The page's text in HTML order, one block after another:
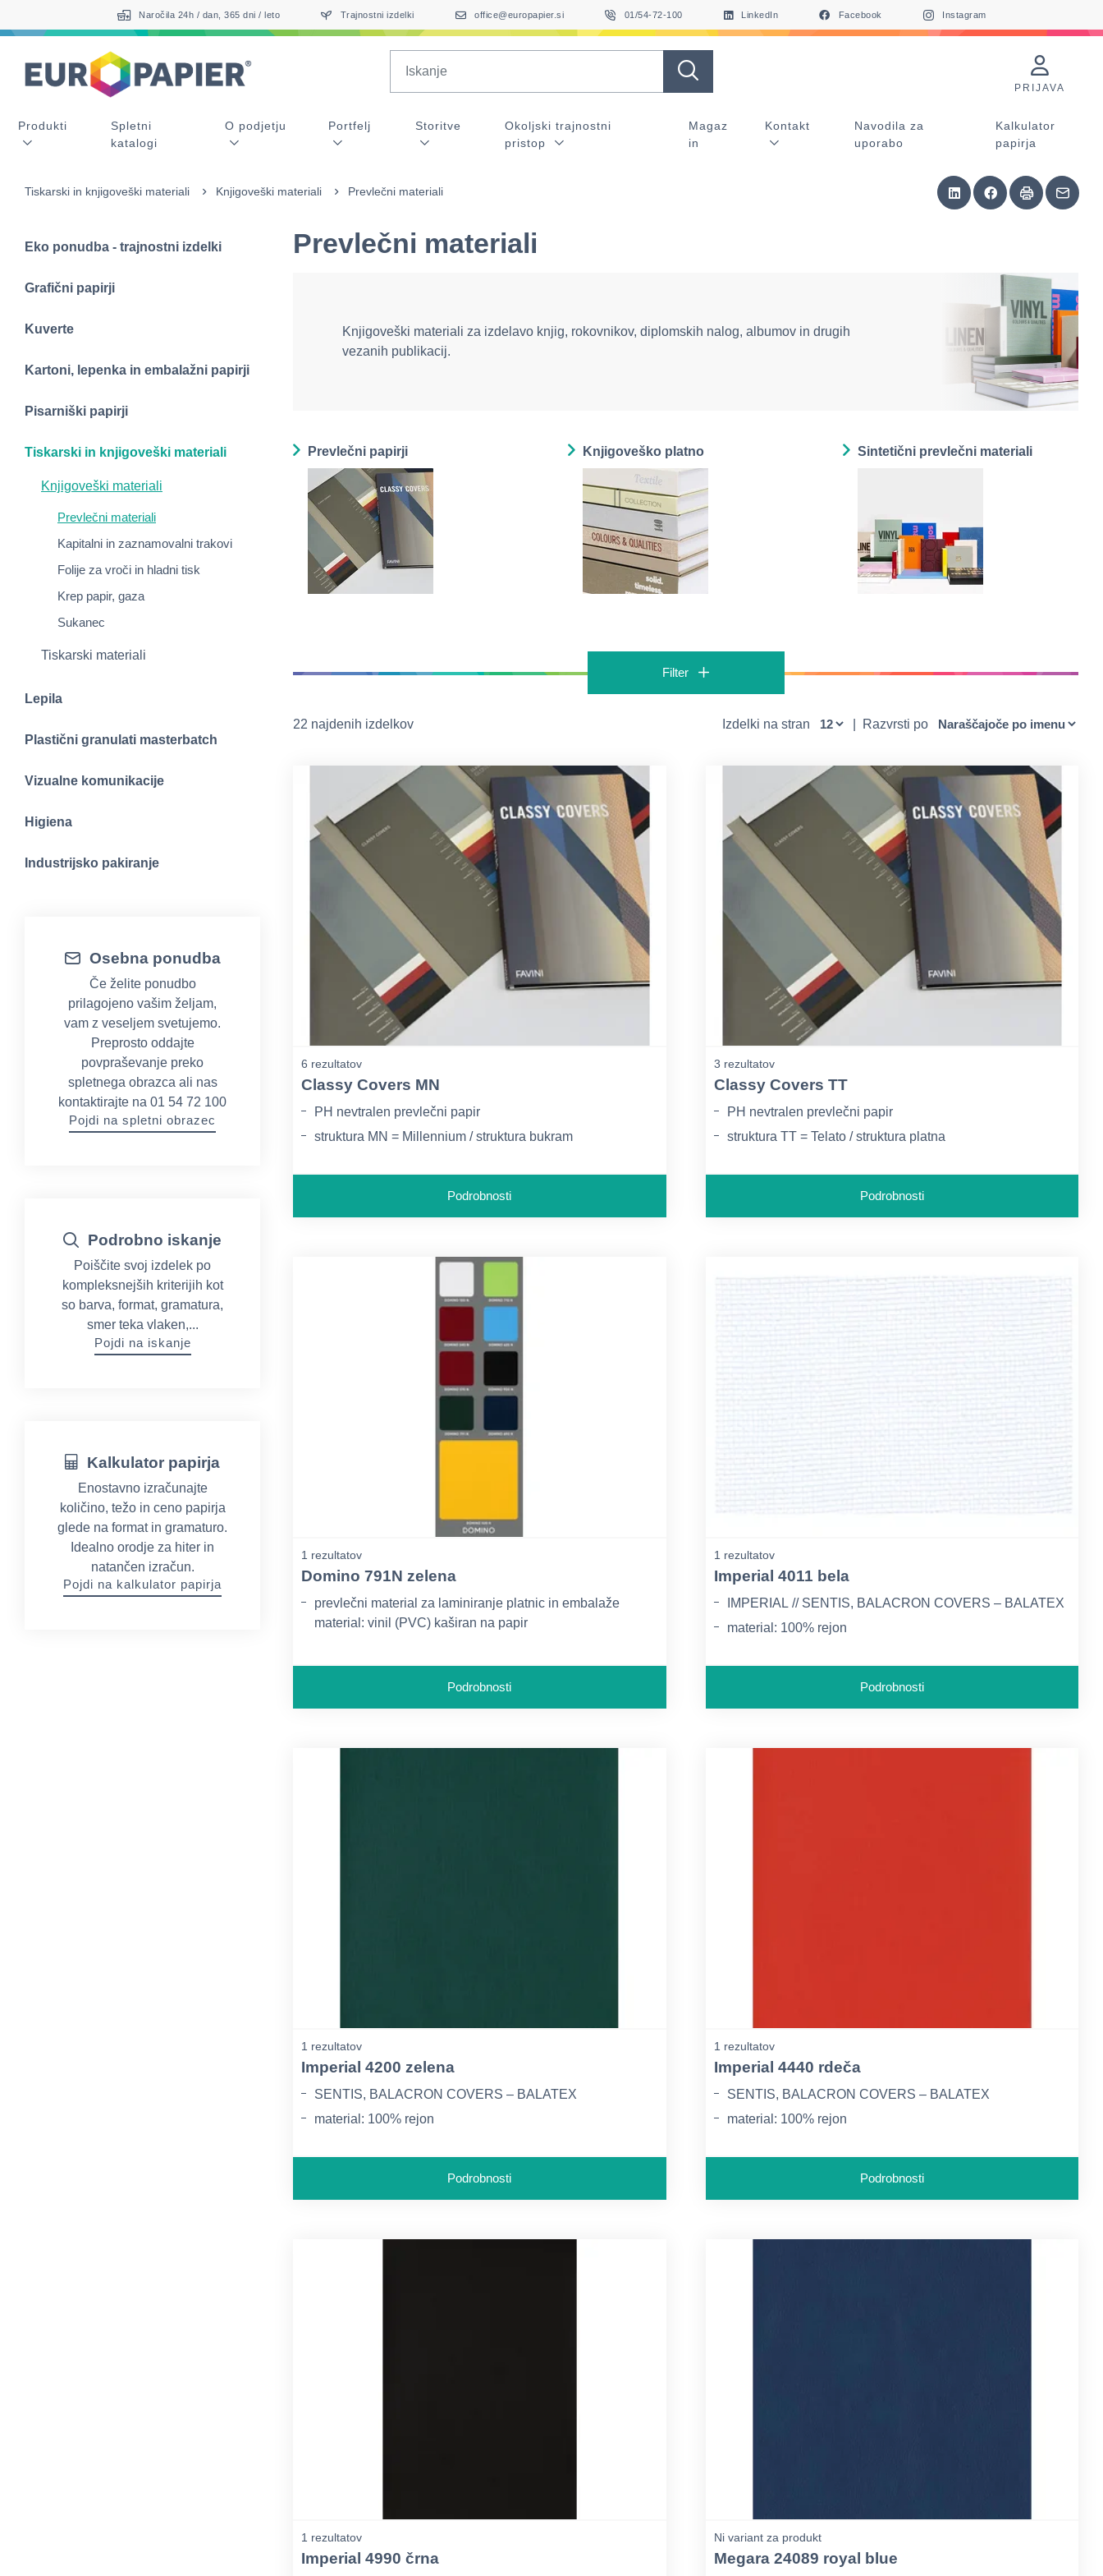
sr.skip-to.main-content
sr.skip-to.table-of-contents
sr.skip-to.main-navigationNaročila 24h / dan, 365 dni / leto Trajnostni izdelki office@europapier.si 01/54-72-100 LinkedIn Facebook Instagram
PRIJAVA
Produkti
Spletni
katalogi
O podjetju Portfelj Storitve
Okoljski trajnostni
pristop
Magaz
in
Kontakt
Navodila za
uporabo
Kalkulator
papirja
Tiskarski in knjigoveški materiali Knjigoveški materiali Prevlečni materiali
Eko ponudba - trajnostni izdelki
Grafični papirji
Kuverte
Kartoni, lepenka in embalažni papirji
Pisarniški papirji
Tiskarski in knjigoveški materiali
Knjigoveški materiali
Prevlečni materiali
Kapitalni in zaznamovalni trakovi
Folije za vroči in hladni tisk
Krep papir, gaza
Sukanec
Tiskarski materiali
Lepila
Plastični granulati masterbatch
Vizualne komunikacije
Higiena
Industrijsko pakiranje
Osebna ponudba
Če želite ponudbo
prilagojeno vašim željam,
vam z veseljem svetujemo.
Preprosto oddajte
povpraševanje preko
spletnega obrazca ali nas
kontaktirajte na 01 54 72 100
Pojdi na spletni obrazec
Podrobno iskanje
Poiščite svoj izdelek po
kompleksnejših kriterijih kot
so barva, format, gramatura,
smer teka vlaken,...
Pojdi na iskanje
Kalkulator papirja
Enostavno izračunajte
količino, težo in ceno papirja
glede na format in gramaturo.
Idealno orodje za hiter in
natančen izračun.
Pojdi na kalkulator papirja
Prevlečni materiali
Knjigoveški materiali za izdelavo knjig, rokovnikov, diplomskih nalog, albumov in drugih
vezanih publikacij.
Prevlečni papirji Knjigoveško platno Sintetični prevlečni materiali
Filter
22 najdenih izdelkov Izdelki na stran Razvrsti po
6 rezultatov
Classy Covers MN
PH nevtralen prevlečni papir
struktura MN = Millennium / struktura bukram
Podrobnosti
3 rezultatov
Classy Covers TT
PH nevtralen prevlečni papir
struktura TT = Telato / struktura platna
Podrobnosti
1 rezultatov
Domino 791N zelena
prevlečni material za laminiranje platnic in embalaže
material: vinil (PVC) kaširan na papir
ponudbe in naročila smo vam na voljo preko našega
elektronskega e-poštnega naslova office@europapier.si ali
po telefonu na številki 01/54-72-100.
Podrobnosti
1 rezultatov
Imperial 4011 bela
IMPERIAL // SENTIS, BALACRON COVERS – BALATEX
material: 100% rejon
Podrobnosti
1 rezultatov
Imperial 4200 zelena
SENTIS, BALACRON COVERS – BALATEX
material: 100% rejon
Podrobnosti
1 rezultatov
Imperial 4440 rdeča
SENTIS, BALACRON COVERS – BALATEX
material: 100% rejon
Podrobnosti
1 rezultatov
Imperial 4990 črna
Ni variant za produkt
Megara 24089 royal blue